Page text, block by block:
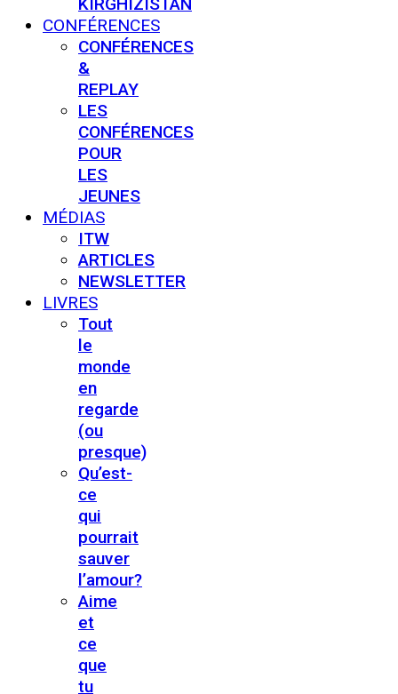
CONFÉRENCES
CONFÉRENCES
&
REPLAY
LES
CONFÉRENCES
POUR
LES
JEUNES
MÉDIAS
ITW
ARTICLES
NEWSLETTER
LIVRES
Tout
le
monde
en
regarde
(ou
presque)
Qu’est-
ce
qui
pourrait
sauver
l’amour?
Aime
et
ce
que
tu